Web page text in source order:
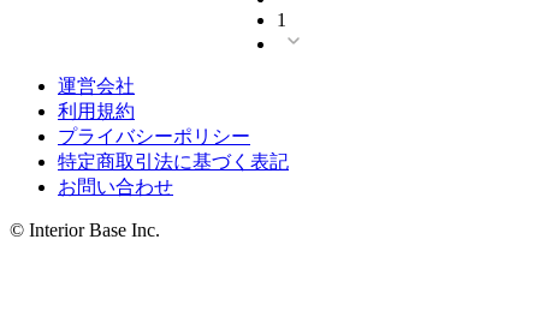
1
運営会社
利用規約
プライバシーポリシー
特定商取引法に基づく表記
お問い合わせ
© Interior Base Inc.